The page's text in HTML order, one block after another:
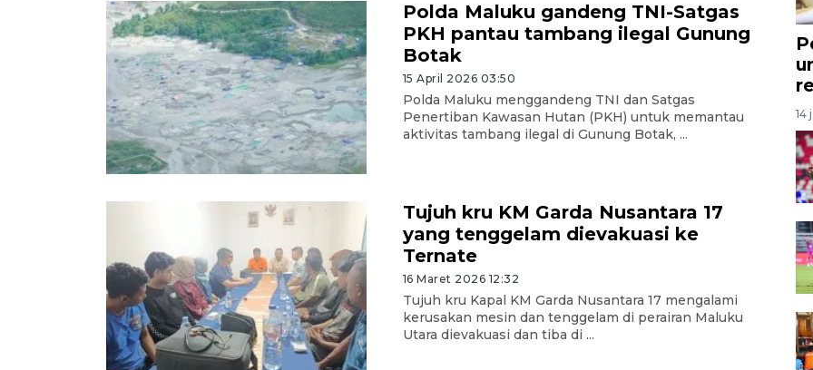
Polda Maluku gandeng TNI-Satgas
PKH pantau tambang ilegal Gunung
Botak
15 April 2026 03:50
Polda Maluku menggandeng TNI dan Satgas
Penertiban Kawasan Hutan (PKH) untuk memantau
aktivitas tambang ilegal di Gunung Botak, ...
Tujuh kru KM Garda Nusantara 17
yang tenggelam dievakuasi ke
Ternate
16 Maret 2026 12:32
Tujuh kru Kapal KM Garda Nusantara 17 mengalami
kerusakan mesin dan tenggelam di perairan Maluku
Utara dievakuasi dan tiba di ...
14